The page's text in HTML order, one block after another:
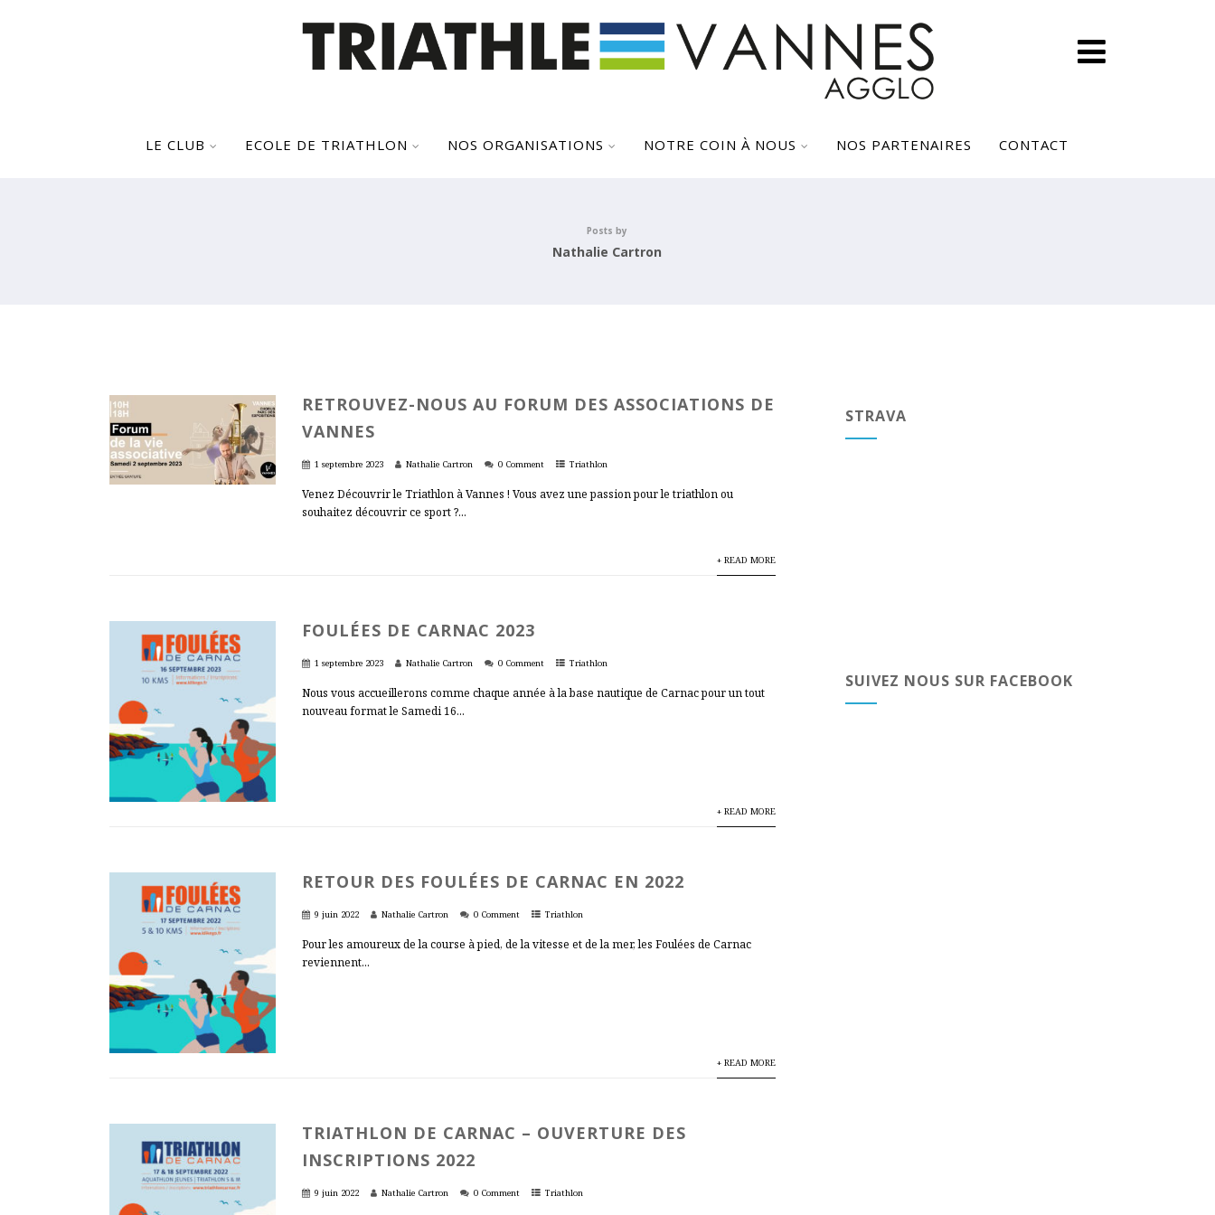
LE CLUB ECOLE DE TRIATHLON NOS ORGANISATIONS NOTRE COIN À NOUS NOS PARTENAIRES CONTACT
Posts by
Nathalie Cartron
RETROUVEZ-NOUS AU FORUM DES ASSOCIATIONS DE
VANNES
1 septembre 2023 Nathalie Cartron 0 Comment Triathlon
Venez Découvrir le Triathlon à Vannes ! Vous avez une passion pour le triathlon ou
souhaitez découvrir ce sport ?...
+ READ MORE
FOULÉES DE CARNAC 2023
1 septembre 2023 Nathalie Cartron 0 Comment Triathlon
Nous vous accueillerons comme chaque année à la base nautique de Carnac pour un tout
nouveau format le Samedi 16...
+ READ MORE
RETOUR DES FOULÉES DE CARNAC EN 2022
9 juin 2022 Nathalie Cartron 0 Comment Triathlon
Pour les amoureux de la course à pied, de la vitesse et de la mer, les Foulées de Carnac
reviennent...
+ READ MORE
TRIATHLON DE CARNAC – OUVERTURE DES
INSCRIPTIONS 2022
9 juin 2022 Nathalie Cartron 0 Comment Triathlon
STRAVA
SUIVEZ NOUS SUR FACEBOOK